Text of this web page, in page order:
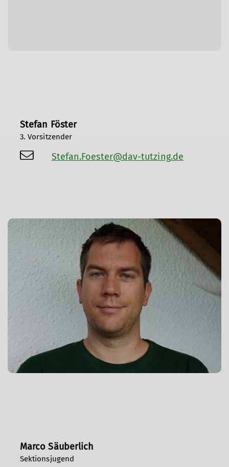
Stefan Föster
3. Vorsitzender
Stefan.Foester@dav-tutzing.de
Marco Säuberlich
Sektionsjugend